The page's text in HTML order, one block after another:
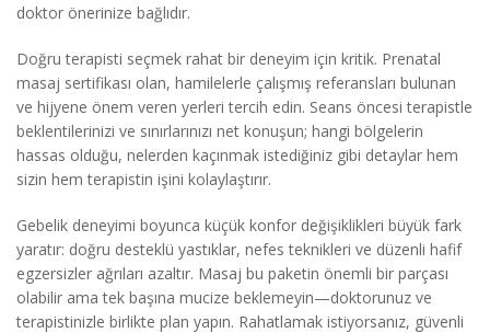
doktor önerinize bağlıdır.
Doğru terapisti seçmek rahat bir deneyim için kritik. Prenatal
masaj sertifikası olan, hamilelerle çalışmış referansları bulunan
ve hijyene önem veren yerleri tercih edin. Seans öncesi terapistle
beklentilerinizi ve sınırlarınızı net konuşun; hangi bölgelerin
hassas olduğu, nelerden kaçınmak istediğiniz gibi detaylar hem
sizin hem terapistin işini kolaylaştırır.
Gebelik deneyimi boyunca küçük konfor değişiklikleri büyük fark
yaratır: doğru desteklü yastıklar, nefes teknikleri ve düzenli hafif
egzersizler ağrıları azaltır. Masaj bu paketin önemli bir parçası
olabilir ama tek başına mucize beklemeyin—doktorunuz ve
terapistinizle birlikte plan yapın. Rahatlamak istiyorsanız, güvenli